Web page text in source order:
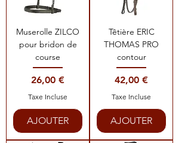
Muserolle ZILCO
pour bridon de
course
Prix
26,00 €
Taxe Incluse
AJOUTER
Têtière ERIC
THOMAS PRO
contour
Prix
42,00 €
Taxe Incluse
AJOUTER